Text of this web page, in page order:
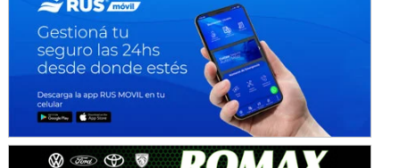
CSK - F7
Juventud Unida (Tierra)
Humboldt (Santa Fe)
NORESTE SANTAFESINO - F6
Ciudad de Avellaneda (Asfalto)
Avellaneda (Santa Fe)
SUR SANTAFESINO - F4
José Samuel Sánchez (Tierra)